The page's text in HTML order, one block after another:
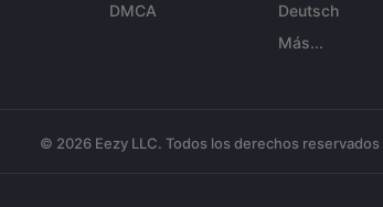
DMCA
Deutsch
Más...
© 2026 Eezy LLC. Todos los derechos reservados